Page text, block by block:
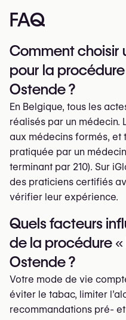
FAQ
Comment choisir
pour la
Ostende ?
En Belgique, tous les
réalisés par un médecin.
aux médecins formés,
pratiquée par un
terminant par 210). Sur
des praticiens certifiés
vérifier leur expérience.
Quels facteurs
de la procédure
Ostende ?
Votre mode de vie
éviter le tabac, limiter
recommandations pré-